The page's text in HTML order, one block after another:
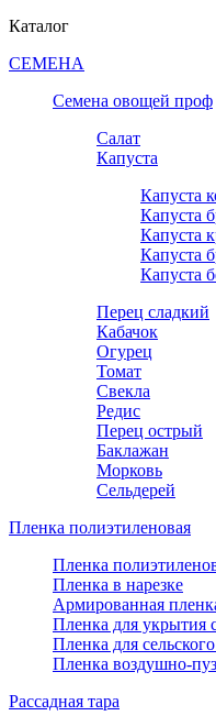
Каталог
СЕМЕНА
Семена овощей проф
Салат
Капуста
Капуста
Капуста
Капуста
Капуста
Капуста
Перец сладкий
Кабачок
Огурец
Томат
Свекла
Редис
Перец острый
Баклажан
Морковь
Сельдерей
Пленка полиэтиленовая
Пленка
Пленка в нарезке
Армированная
Пленка для укрытия
Пленка для
Пленка воздушно-
Рассадная тара